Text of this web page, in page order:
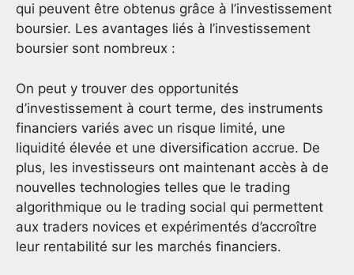
qui peuvent être obtenus grâce à l’investissement
boursier. Les avantages liés à l’investissement
boursier sont nombreux :
On peut y trouver des opportunités
d’investissement à court terme, des instruments
financiers variés avec un risque limité, une
liquidité élevée et une diversification accrue. De
plus, les investisseurs ont maintenant accès à de
nouvelles technologies telles que le trading
algorithmique ou le trading social qui permettent
aux traders novices et expérimentés d’accroître
leur rentabilité sur les marchés financiers.